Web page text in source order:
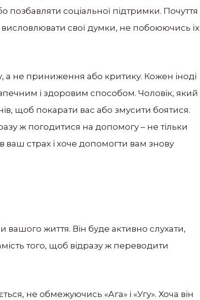
соціальної підтримки. Почуття
свої думки, не побоюючись їх
а не приниження або критику. Кожен іноді
і здоровим способом. Чоловік, який
щоб покарати вас або змусити боятися.
ж погодитися на допомогу – не тільки
страх і хоче допомогти вам знову
вашого життя. Він буде активно слухати,
того, щоб відразу ж переводити
не обмежуючись «Ага» і «Угу». Хоча він